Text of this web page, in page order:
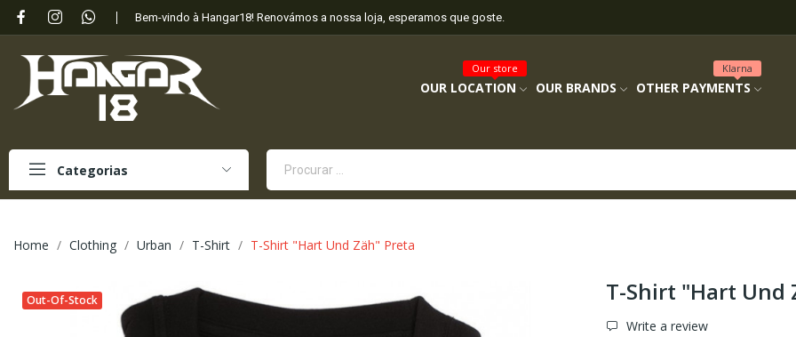
Bem-vindo à Hangar18! Renovámos a nossa loja, esperamos que goste.
OUR LOCATION
Our store
OUR BRANDS OTHER PAYMENTS
Klarna
Categorias
Home Clothing Urban T-Shirt T-Shirt "Hart Und Zäh" Preta
Out-Of-Stock T-Shirt "Hart Und
Write a review